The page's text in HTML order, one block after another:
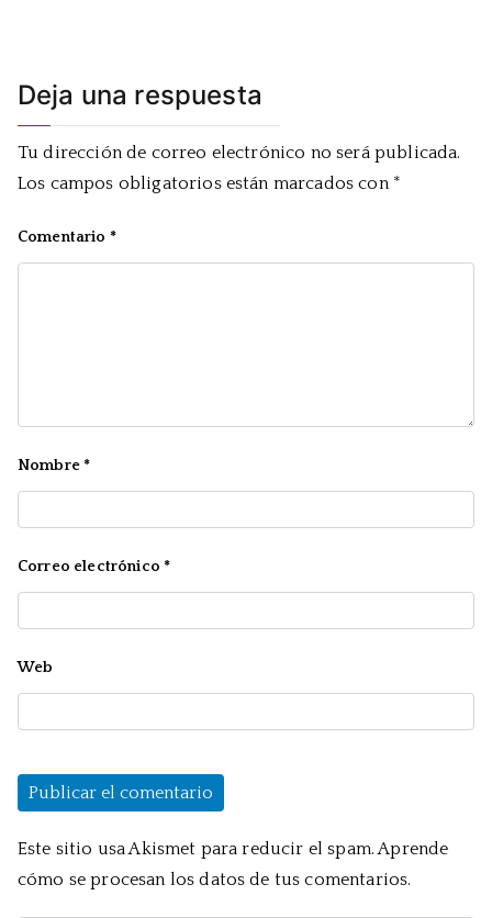
Deja una respuesta
Tu dirección de correo electrónico no será publicada.
Los campos obligatorios están marcados con *
Comentario *
Nombre *
Correo electrónico *
Web
Este sitio usa Akismet para reducir el spam.Aprende
cómo se procesan los datos de tus comentarios.